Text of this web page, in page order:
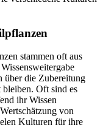
stammen oft aus
über die Zubereitung
Oft sind es
ihr Wissen
von
Kulturen für ihre